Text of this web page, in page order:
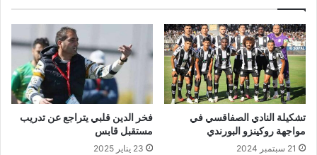
تشكيلة النادي الصفاقسي في
مواجهة روكينزو البورندي
21 سبتمبر 2024
فخر الدين قلبي يتراجع عن تدريب
مستقبل قابس
23 يناير 2025